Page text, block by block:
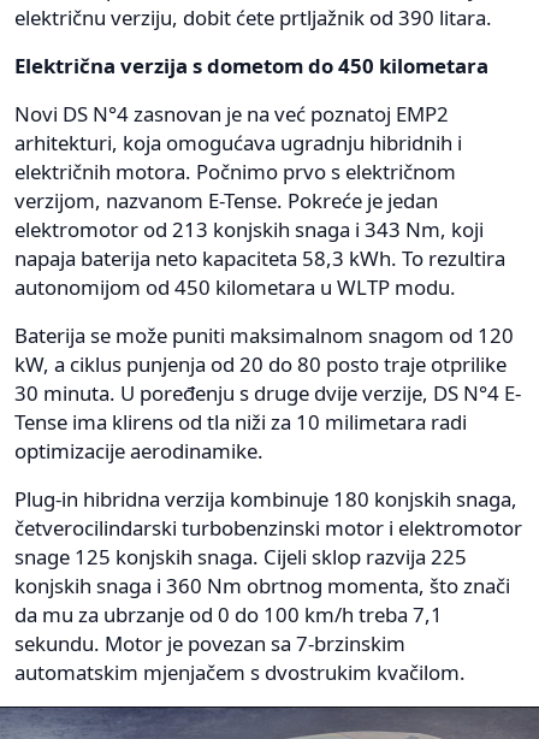
električnu verziju, dobit ćete prtljažnik od 390 litara.
Električna verzija s dometom do 450 kilometara
Novi DS N°4 zasnovan je na već poznatoj EMP2
arhitekturi, koja omogućava ugradnju hibridnih i
električnih motora. Počnimo prvo s električnom
verzijom, nazvanom E-Tense. Pokreće je jedan
elektromotor od 213 konjskih snaga i 343 Nm, koji
napaja baterija neto kapaciteta 58,3 kWh. To rezultira
autonomijom od 450 kilometara u WLTP modu.
Baterija se može puniti maksimalnom snagom od 120
kW, a ciklus punjenja od 20 do 80 posto traje otprilike
30 minuta. U poređenju s druge dvije verzije, DS N°4 E-
Tense ima klirens od tla niži za 10 milimetara radi
optimizacije aerodinamike.
Plug-in hibridna verzija kombinuje 180 konjskih snaga,
četverocilindarski turbobenzinski motor i elektromotor
snage 125 konjskih snaga. Cijeli sklop razvija 225
konjskih snaga i 360 Nm obrtnog momenta, što znači
da mu za ubrzanje od 0 do 100 km/h treba 7,1
sekundu. Motor je povezan sa 7-brzinskim
automatskim mjenjačem s dvostrukim kvačilom.